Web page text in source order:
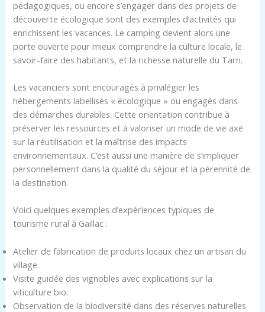
pédagogiques, ou encore s’engager dans des projets de
découverte écologique sont des exemples d’activités qui
enrichissent les vacances. Le camping devient alors une
porte ouverte pour mieux comprendre la culture locale, le
savoir-faire des habitants, et la richesse naturelle du Tarn.
Les vacanciers sont encouragés à privilégier les
hébergements labellisés « écologique » ou engagés dans
des démarches durables. Cette orientation contribue à
préserver les ressources et à valoriser un mode de vie axé
sur la réutilisation et la maîtrise des impacts
environnementaux. C’est aussi une manière de s’impliquer
personnellement dans la qualité du séjour et la pérennité de
la destination.
Voici quelques exemples d’expériences typiques de
tourisme rural à Gaillac :
Atelier de fabrication de produits locaux chez un artisan du
village.
Visite guidée des vignobles avec explications sur la
viticulture bio.
Observation de la biodiversité dans des réserves naturelles